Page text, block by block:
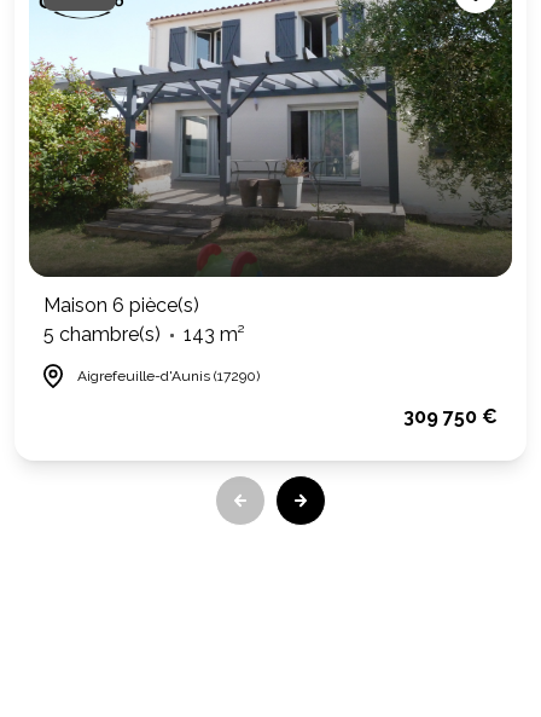
Maison 6 pièce(s)
5 chambre(s)
143 m²
Aigrefeuille-d'Aunis (17290)
309 750 €